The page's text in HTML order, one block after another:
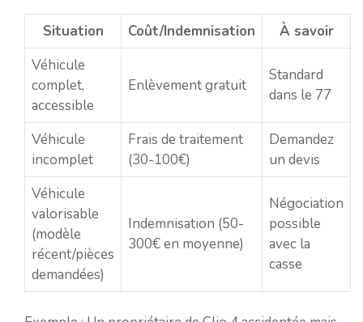
Situation Coût/Indemnisation
À savoir
Véhicule
complet,
accessible
Enlèvement gratuit
Standard
dans le 77
Véhicule
incomplet
Frais de traitement
(30-100€)
Demandez
un devis
Véhicule
valorisable
(modèle
récent/pièces
demandées)
Indemnisation (50-
300€ en moyenne)
Négociation
possible
avec la
casse